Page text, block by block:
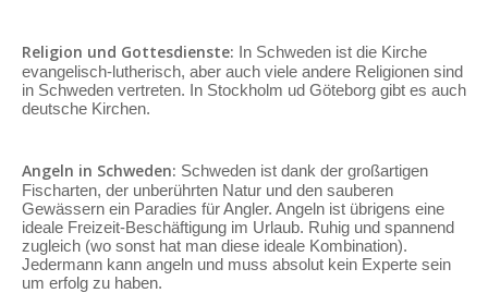
Religion und Gottesdienste: In Schweden ist die Kirche
evangelisch-lutherisch, aber auch viele andere Religionen sind
in Schweden vertreten. In Stockholm ud Göteborg gibt es auch
deutsche Kirchen.
Angeln in Schweden: Schweden ist dank der großartigen
Fischarten, der unberührten Natur und den sauberen
Gewässern ein Paradies für Angler. Angeln ist übrigens eine
ideale Freizeit-Beschäftigung im Urlaub. Ruhig und spannend
zugleich (wo sonst hat man diese ideale Kombination).
Jedermann kann angeln und muss absolut kein Experte sein
um erfolg zu haben.